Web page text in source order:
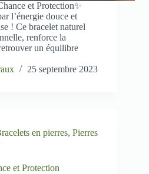
et Protection✨
l’énergie douce et
! Ce bracelet naturel
renforce la
un équilibre
25 septembre 2023
en pierres, Pierres
et Protection